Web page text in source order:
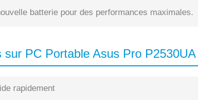
batterie pour des performances maximales.
PC Portable Asus Pro P2530UA
rapidement